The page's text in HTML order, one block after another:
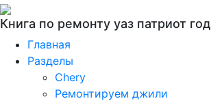
Книга по ремонту уаз патриот год
Главная
Разделы
Chery
Ремонтируем джили